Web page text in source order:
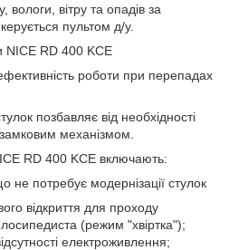
вологи, вітру та опадів за
пультом д/у.
NICE RD 400 KCE
роботи при перепадах
позбавляє від необхідності
механізмом.
RD 400 KCE включають:
не потребує модернізації стулок
відкриття для проходу
(режим "хвіртка");
електроживлення;